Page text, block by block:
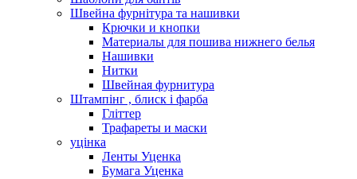
Швейна фурнітура та нашивки
Крючки и кнопки
Материалы для пошива нижнего белья
Нашивки
Нитки
Швейная фурнитура
Штампінг , блиск і фарба
Гліттер
Трафареты и маски
уцінка
Ленты Уценка
Бумага Уценка